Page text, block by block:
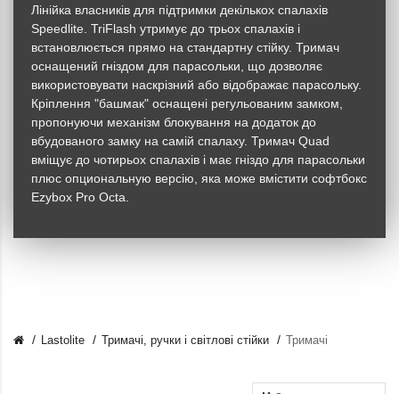
Лінійка власників для підтримки декількох спалахів
Speedlite. TriFlash утримує до трьох спалахів і
встановлюється прямо на стандартну стійку. Тримач
оснащений гніздом для парасольки, що дозволяє
використовувати наскрізний або відображає парасольку.
Кріплення "башмак" оснащені регульованим замком,
пропонуючи механізм блокування на додаток до
вбудованого замку на самій спалаху. Тримач Quad
вміщує до чотирьох спалахів і має гніздо для парасольки
плюс опциональную версію, яка може вмістити софтбокс
Ezybox Pro Octa.
Lastolite Тримачі, ручки і світлові стійки Тримачі